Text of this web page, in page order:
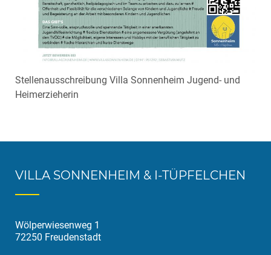
Stellenausschreibung Villa Sonnenheim Jugend- und
Heimerzieherin
VILLA SONNENHEIM & I-TÜPFELCHEN
Wölperwiesenweg 1
72250 Freudenstadt